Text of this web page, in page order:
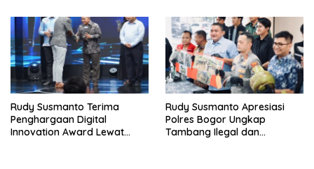
Rudy Susmanto Terima
Penghargaan Digital
Innovation Award Lewat
Rudy Susmanto Apresiasi
Polres Bogor Ungkap
Tambang Ilegal dan